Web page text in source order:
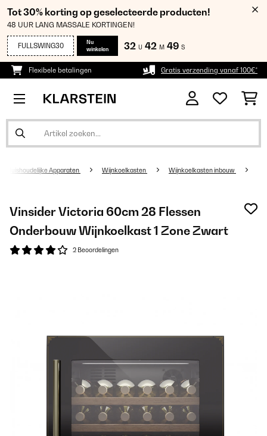
Tot 30% korting op geselecteerde producten!
48 UUR LANG MASSALE KORTINGEN!
FULLSWING30
Nu
winkelen
32 U 42 M 48 S
Flexibele betalingen Gratis verzending vanaf 100€*
Huishoudelijke Apparaten Wijnkoelkasten Wijnkoelkasten inbouw
Vinsider Victoria 60cm 28 Flessen
Onderbouw Wijnkoelkast 1 Zone Zwart
2 Beoordelingen